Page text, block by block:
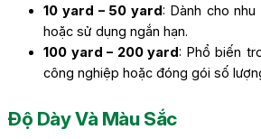
10 yard – 50 yard: Dành cho nhu
hoặc sử dụng ngắn hạn.
100 yard – 200 yard: Phổ biến
công nghiệp hoặc đóng gói số
Độ Dày Và Màu Sắc